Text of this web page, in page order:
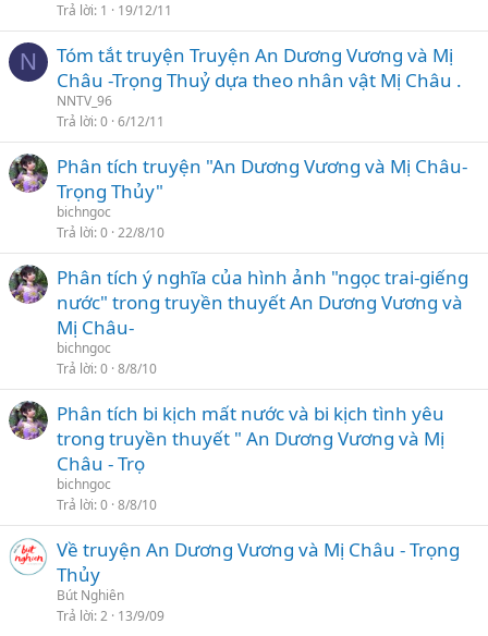
Trả lời 1 19/12/11
N
Tóm tắt truyện Truyện An Dương Vương và Mị
Châu -Trọng Thuỷ dựa theo nhân vật Mị Châu .
NNTV_96
Trả lời 0 6/12/11
Phân tích truyện "An Dương Vương và Mị Châu-
Trọng Thủy"
bichngoc
Trả lời 0 22/8/10
Phân tích ý nghĩa của hình ảnh "ngọc trai-giếng
nước" trong truyền thuyết An Dương Vương và
Mị Châu-
bichngoc
Trả lời 0 8/8/10
Phân tích bi kịch mất nước và bi kịch tình yêu
trong truyền thuyết " An Dương Vương và Mị
Châu - Trọ
bichngoc
Trả lời 0 8/8/10
Về truyện An Dương Vương và Mị Châu - Trọng
Thủy
Bút Nghiên
Trả lời 2 13/9/09